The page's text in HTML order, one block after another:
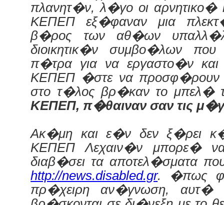
πλανητ�ν, λ�γο οι
ΚΕΠΕΠ εξ�φαναν μια
β�ρος των αθ�ων
διοικητικ�ν συμβο�λων
π�τρα για να εργαστο�ν και
ΚΕΠΕΠ �στε να προσφ�ρουν
στο τ�λος βρ�καν το μπελ�
ΚΕΠΕΠ, π�θαιναν σαν τις
Ακ�μη και ε�ν δεν ξ�ρει
ΚΕΠΕΠ Λεχαιν�ν μπορε�
διαβ�σει τα αποτελ�σματα
http://news.disabled.gr. �πως
πρ�χειρη αν�γνωση, αυτ�